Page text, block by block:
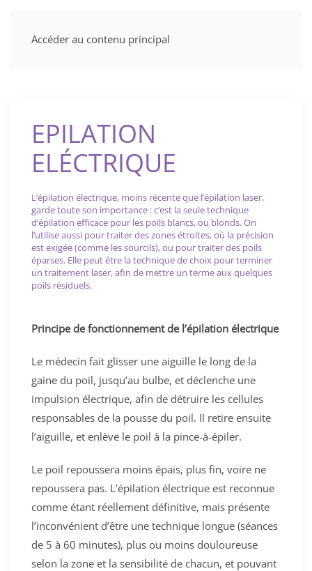
Accéder au contenu principal
EPILATION
ELÉCTRIQUE
L’épilation électrique, moins récente que l’épilation laser,
garde toute son importance : c’est la seule technique
d’épilation efficace pour les poils blancs, ou blonds. On
l’utilise aussi pour traiter des zones étroites, où la précision
est exigée (comme les sourcils), ou pour traiter des poils
éparses. Elle peut être la technique de choix pour terminer
un traitement laser, afin de mettre un terme aux quelques
poils résiduels.
Principe de fonctionnement de l’épilation électrique
Le médecin fait glisser une aiguille le long de la
gaine du poil, jusqu’au bulbe, et déclenche une
impulsion électrique, afin de détruire les cellules
responsables de la pousse du poil. Il retire ensuite
l’aiguille, et enlève le poil à la pince-à-épiler.
Le poil repoussera moins épais, plus fin, voire ne
repoussera pas. L’épilation électrique est reconnue
comme étant réellement définitive, mais présente
l’inconvénient d’être une technique longue (séances
de 5 à 60 minutes), plus ou moins douloureuse
selon la zone et la sensibilité de chacun, et pouvant